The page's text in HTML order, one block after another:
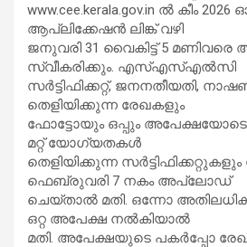
www.cee.kerala.gov.in ല്‍ കീം
ആപ്ലിക്കേഷന്‍ ലിങ്ക് വഴി
ജനുവരി 31 വൈകിട്ട് 5 മണിവരെ
സ്വീകരിക്കും. എസ്എസ്എല്‍സി
സര്‍ട്ടിഫിക്കറ്റ്, ജനനതീയതി,
തെളിയിക്കുന്ന രേഖകളും
ഫോട്ടോയും ഒപ്പും
മറ്റ് യോഗ്യതകള്‍
തെളിയിക്കുന്ന
ഫെബ്രുവരി 7 നകം അപ്ലോഡ്
ചെയ്താല്‍ മതി. ഒന്നോ
ഒറ്റ അപേക്ഷ നല്‍കിയാല്‍
മതി. അപേക്ഷയുടെ പകര്‍പ്പോ